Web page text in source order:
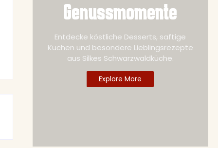
Genussmomente
Entdecke köstliche Desserts, saftige
Kuchen und besondere Lieblingsrezepte
aus Silkes Schwarzwaldküche.
Explore More